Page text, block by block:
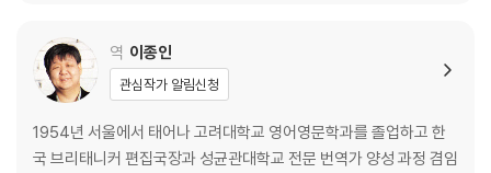
제2장. 사회의 총 재고 중 일부로 간주되는 화폐 혹은 국가 자본을 유지하
는 비용
제3장. 자본 축적, 또는 생산적 노동과 비생산적 노동
제4장. 이자를 받기로 하고 빌려준 자본
제5장. 자본의 여러 가지 용도
역 이종인
관심작가 알림신청
1954년 서울에서 태어나 고려대학교 영어영문학과를 졸업하고 한
국 브리태니커 편집국장과 성균관대학교 전문 번역가 양성 과정 겸임